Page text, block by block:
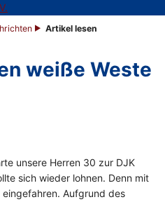
Artikel lesen
weiße Weste
unsere Herren 30 zur DJK
sich wieder lohnen. Denn mit
Aufgrund des